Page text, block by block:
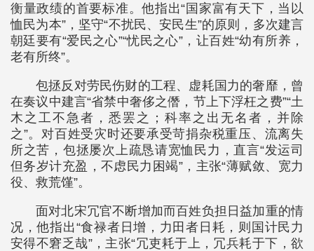
衡量政绩的首要标准。他指出“国家富有天下，当以
恤民为本”，坚守“不扰民、安民生”的原则，多次建言
朝廷要有“爱民之心”“忧民之心”，让百姓“幼有所养，
老有所终”。
包拯反对劳民伤财的工程、虚耗国力的奢靡，曾
在奏议中建言“省禁中奢侈之僭，节上下浮枉之费”“土
木之工不急者，悉罢之；科率之出无名者，并除
之”。对百姓受灾时还要承受苛捐杂税重压、流离失
所之苦，包拯屡次上疏恳请宽恤民力，直言“发运司
但务岁计充盈，不虑民力困竭”，主张“薄赋敛、宽力
役、救荒馑”。
面对北宋冗官不断增加而百姓负担日益加重的情
况，他指出“食禄者日增，力田者日耗，则国计民力
安得不窘乏哉”，主张“冗吏耗于上，冗兵耗于下，欲